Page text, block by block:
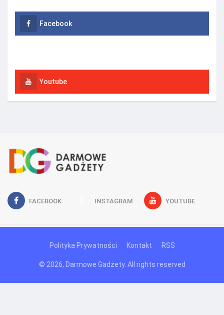
Facebook
Youtube
FACEBOOK INSTAGRAM YOUTUBE
Polityka Prywatności Kontakt RSS
© 2026, Darmowe Gadżety. All rights reserved